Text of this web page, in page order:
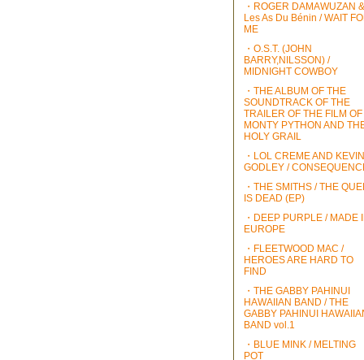
・ROGER DAMAWUZAN &
Les As Du Bénin / WAIT
ME
・O.S.T. (JOHN
BARRY,NILSSON) /
MIDNIGHT COWBOY
・THE ALBUM OF THE
SOUNDTRACK OF THE
TRAILER OF THE FILM OF
MONTY PYTHON AND
HOLY GRAIL
・LOL CREME AND KEVIN
GODLEY /
・THE SMITHS / THE
IS DEAD (EP)
・DEEP PURPLE / MADE
EUROPE
・FLEETWOOD MAC /
HEROES ARE HARD TO
FIND
・THE GABBY PAHINUI
HAWAIIAN BAND / THE
GABBY PAHINUI
BAND vol.1
・BLUE MINK / MELTING
POT